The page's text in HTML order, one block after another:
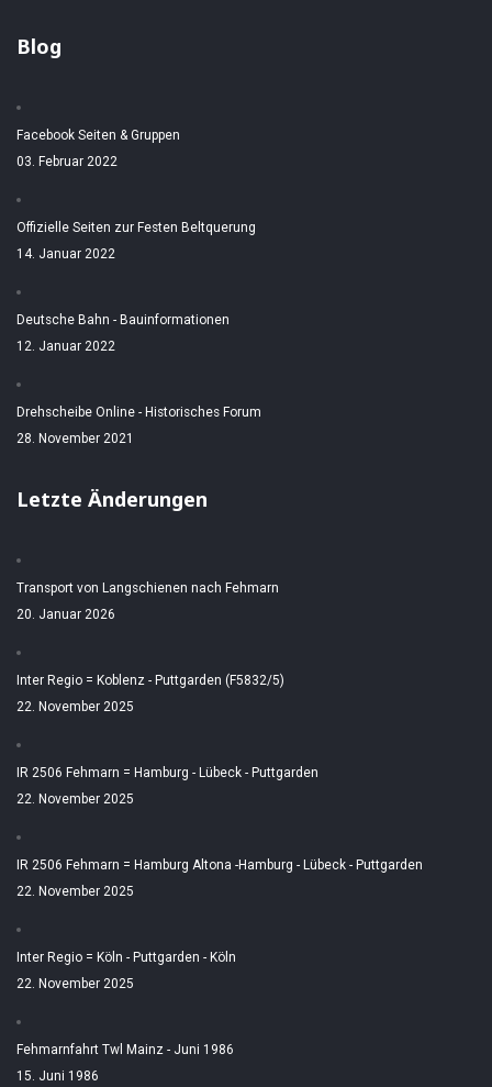
Blog
Facebook Seiten & Gruppen
03. Februar 2022
Offizielle Seiten zur Festen Beltquerung
14. Januar 2022
Deutsche Bahn - Bauinformationen
12. Januar 2022
Drehscheibe Online - Historisches Forum
28. November 2021
Letzte Änderungen
Transport von Langschienen nach Fehmarn
20. Januar 2026
Inter Regio = Koblenz - Puttgarden (F5832/5)
22. November 2025
IR 2506 Fehmarn = Hamburg - Lübeck - Puttgarden
22. November 2025
IR 2506 Fehmarn = Hamburg Altona -Hamburg - Lübeck - Puttgarden
22. November 2025
Inter Regio = Köln - Puttgarden - Köln
22. November 2025
Fehmarnfahrt Twl Mainz - Juni 1986
15. Juni 1986